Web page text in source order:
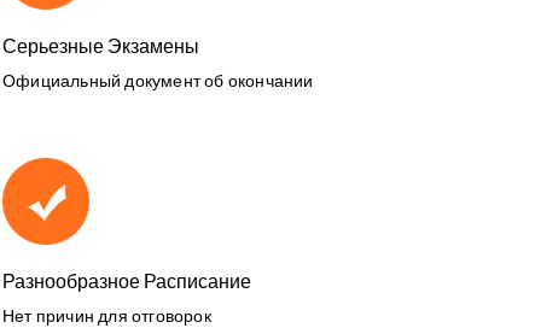
Серьезные Экзамены
Официальный документ об окончании
Разнообразное Расписание
Нет причин для отговорок